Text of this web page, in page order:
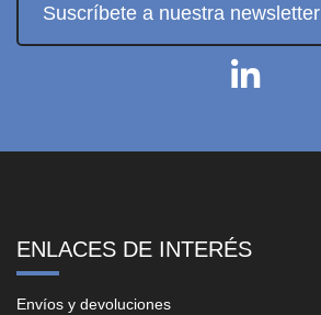
Suscríbete a nuestra newsletter
ENLACES DE INTERÉS
Envíos y devoluciones